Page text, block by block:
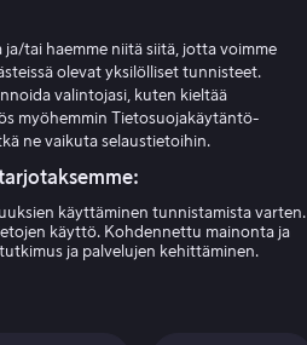
tai haemme niitä siitä, jotta voimme
olevat yksilölliset tunnisteet.
valintojasi, kuten kieltää
myöhemmin Tietosuojakäytäntö-
ne vaikuta selaustietoihin.
käyttäminen tunnistamista varten.
käyttö. Kohdennettu mainonta ja
ja palvelujen kehittäminen.